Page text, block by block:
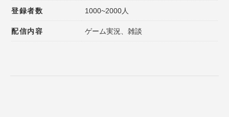
登録者数 1000~2000人
配信内容 ゲーム実況、雑談